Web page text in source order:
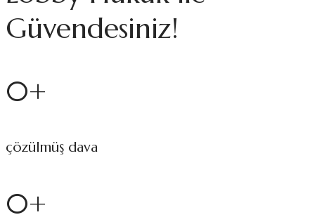
Güvendesiniz!
0+
çözülmüş dava
0+